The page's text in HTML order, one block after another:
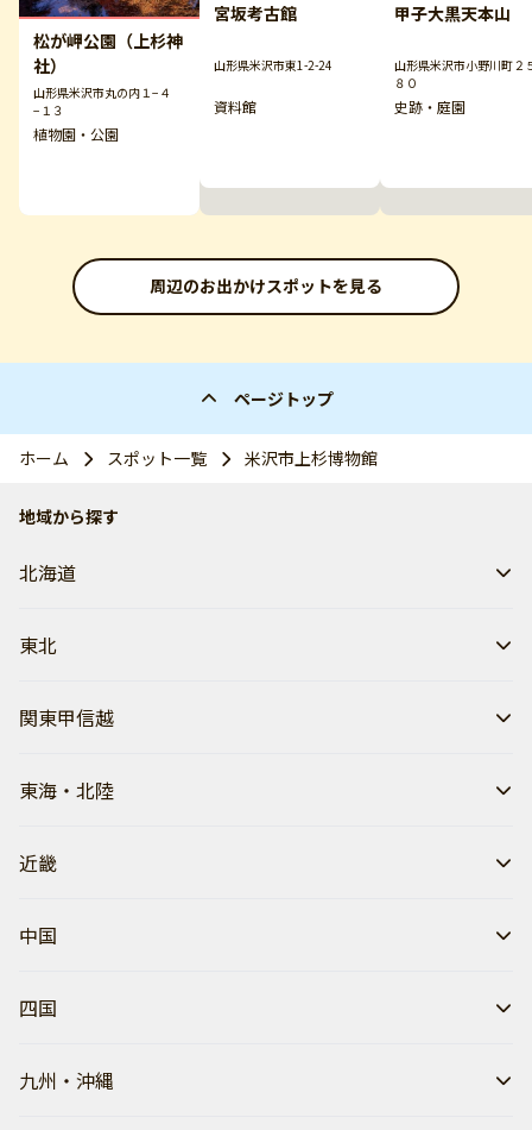
松が岬公園（上杉神
社）
山形県米沢市丸の内１−４
−１３
植物園・公園
宮坂考古館
山形県米沢市東1-2-24
資料館
甲子大黒天本山
山形県米沢市小野川町２
８０
史跡・庭園
周辺のお出かけスポットを見る
ページトップ
ホーム スポット一覧 米沢市上杉博物館
地域から探す
北海道
東北
関東甲信越
東海・北陸
近畿
中国
四国
九州・沖縄